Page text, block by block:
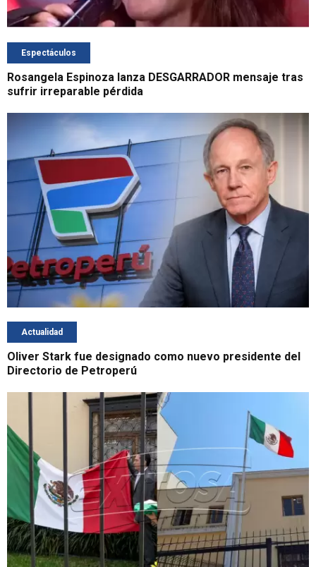
Espectáculos
Rosangela Espinoza lanza DESGARRADOR mensaje tras
sufrir irreparable pérdida
Actualidad
Oliver Stark fue designado como nuevo presidente del
Directorio de Petroperú